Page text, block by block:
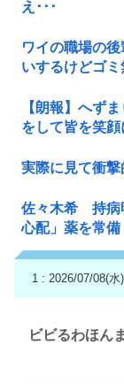
え･･･
ワイの職場の
いするけどゴミ
【朗報】へず
をして皆を笑
実際に見て衝
佐々木希 持病
心配」薬を常備
1 : 2026/07/08(
ビビるわほんま